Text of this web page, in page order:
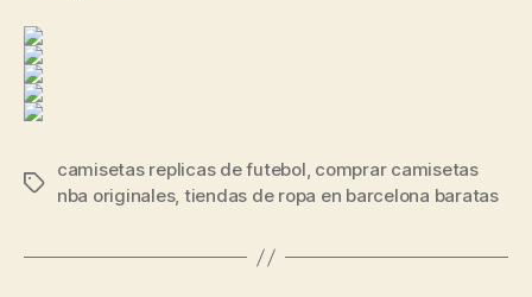
Etiquetas
camisetas replicas de futebol, comprar camisetas
nba originales, tiendas de ropa en barcelona baratas